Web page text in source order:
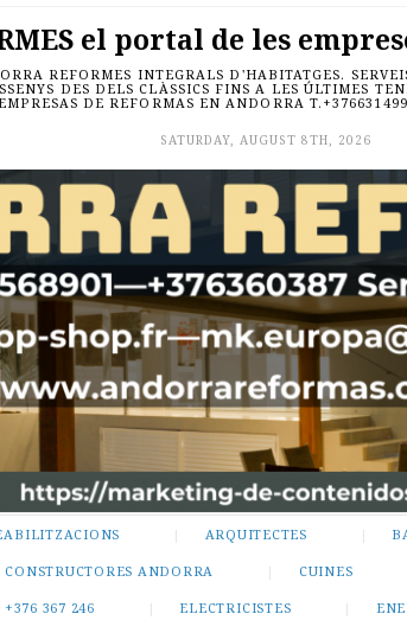
el portal de les
REFORMES INTEGRALS D'HABITATGES.
DES DELS CLÀSSICS FINS A LES ÚLTIMES
DE REFORMAS EN ANDORRA
SATURDAY, AUGUST 8TH, 2026
ARQUITECTES
CONSTRUCTORES ANDORRA CUINES
367 246 ELECTRICISTES